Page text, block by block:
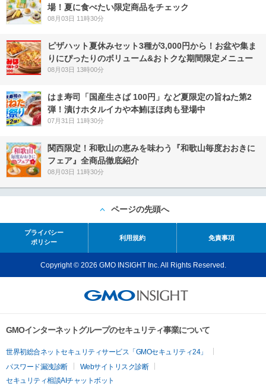
場！夏に食べたい限定商品をチェック
08月03日 11時30分
ピザハット夏休みセット3種が3,000円から！お盆や集ま
りにぴったりのボリューム&おトクな期間限定メニュー
08月03日 13時00分
はま寿司「国産生さば 100円」など夏限定の旨ねた第2
弾！漬けホタルイカや本鮪ほほ肉も登場中
07月31日 11時30分
関西限定！和歌山の恵みを味わう『和歌山毎度おおきに
フェア』全商品徹底紹介
08月03日 11時30分
ページの先頭へ
プライバシー
ポリシー
利用規約 免責事項
Copyright © 2026 GMO INSIGHT Inc. All Rights Reserved.
GMOインターネットグループのセキュリティ事業について
世界初総合ネットセキュリティサービス「GMOセキュリティ24」
パスワード漏洩診断
Webサイトリスク診断
セキュリティ相談AIチャットボット